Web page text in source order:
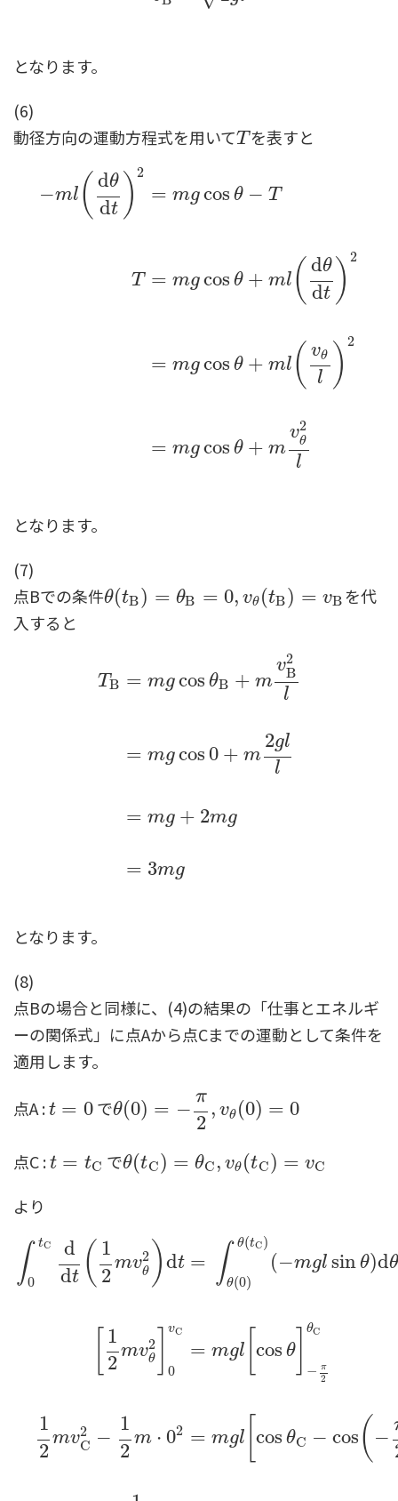
となります。
(6)
動径方向の運動方程式を用いてT
Tを表すと
−ml ( dθ
dt ) 2
T
=
=
=
=
mgcos θ − T
mgcos θ + ml ( dθ
dt ) 2
mgcos θ + ml ( vθ
l ) 2
mgcos θ + m
v2
θ
l
となります。
(7)
点Bでの条件θ(tB) = θB = 0, vθ (tB) = vB
θ(tB)= θB =0,v θ(t B)=vB
を代
入すると
TB =
=
=
=
mgcos θB + m
v2
B
l
mgcos0 + m
2gl
l
mg + 2mg
3mg
mgcos θB+m B 2l=mgcos
となります。
(8)
点Bの場合と同様に、(4)の結果の「仕事とエネルギ
ーの関係式」に点Aから点Cまでの運動として条件を
適用します。
点A :t = 0
t =0 でθ(0) = −
π
2
, vθ (0) = 0
θ(0)= −π 2,vθ(0)=0
点C :t = tC
t =tC でθ(tC) = θC , vθ (tC) = vC
θ(tC)= θC vθ(tC)=vC
より
∫ tC
0
d
dt ( 1
2
mv2
θ )dt
1
2
mv2
θ
vC
0
1
2
mv2
C −
1
2
m ⋅ 02
=
=
=
∫ θ(tC)
θ(0)
(−mgl sinθ)dθ
mgl [cos θ
θC
− π
2
mgl [cos θC − cos( −
sin